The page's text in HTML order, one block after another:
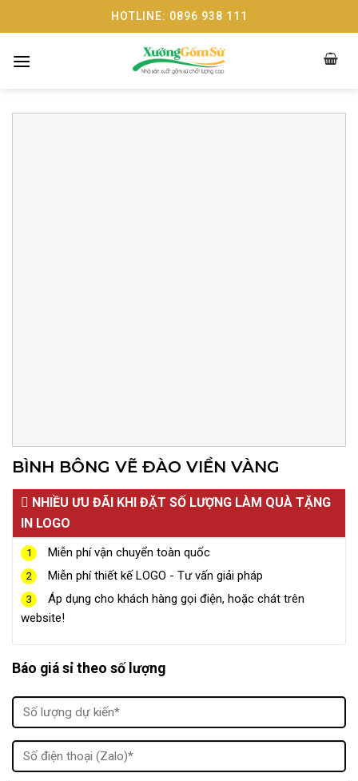
to
HOTLINE: 0896 938 111
BÌNH BÔNG VẼ ĐÀO VIỀN VÀNG
NHIỀU ƯU ĐÃI KHI ĐẶT SỐ LƯỢNG LÀM QUÀ TẶNG
IN LOGO
1 Miễn phí vận chuyển toàn quốc
2 Miễn phí thiết kế LOGO - Tư vấn giải pháp
3
Áp dụng cho khách hàng gọi điện, hoặc chát trên
website!
Báo giá sỉ theo số lượng